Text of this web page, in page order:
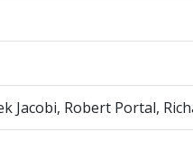
Jacobi, Robert Portal,